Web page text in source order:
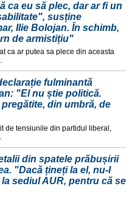
ca eu să plec, dar ar fi un
susține
Ilie Bolojan. În schimb,
de armistițiu"
ca ar putea sa plece din aceasta
fulminantă
"El nu știe politică.
din umbră, de
de tensiunile din partidul liberal,
din spatele prăbușirii
"Dacă țineți la el, nu-l
sediul AUR, pentru că se